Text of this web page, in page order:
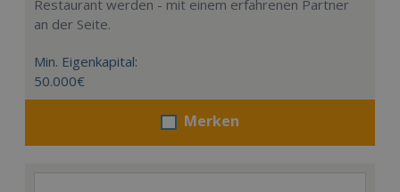
Restaurant werden - mit einem erfahrenen Partner
an der Seite.
Min. Eigenkapital:
50.000€
Merken